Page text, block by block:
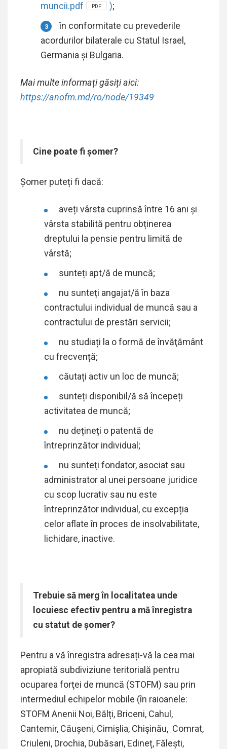
muncii.pdf
PDF );
în conformitate cu prevederile
acordurilor bilaterale cu Statul Israel,
Germania și Bulgaria.
Mai multe informați găsiți aici:
https://anofm.md/ro/node/19349
Cine poate fi șomer?
Șomer puteți fi dacă:
aveți vârsta cuprinsă între 16 ani și
vârsta stabilită pentru obținerea
dreptului la pensie pentru limită de
vârstă;
sunteți apt/ă de muncă;
nu sunteți angajat/ă în baza
contractului individual de muncă sau a
contractului de prestări servicii;
nu studiați la o formă de învăţământ
cu frecvență;
căutați activ un loc de muncă;
sunteți disponibil/ă să începeți
activitatea de muncă;
nu dețineți o patentă de
întreprinzător individual;
nu sunteți fondator, asociat sau
administrator al unei persoane juridice
cu scop lucrativ sau nu este
întreprinzător individual, cu excepția
celor aflate în proces de insolvabilitate,
lichidare, inactive.
Trebuie să merg în localitatea unde
locuiesc efectiv pentru a mă înregistra
cu statut de șomer?
Pentru a vă înregistra adresați-vă la cea mai
apropiată subdiviziune teritorială pentru
ocuparea forţei de muncă (STOFM) sau prin
intermediul echipelor mobile (în raioanele:
STOFM Anenii Noi, Bălți, Briceni, Cahul,
Cantemir, Căușeni, Cimișlia, Chișinău, Comrat,
Criuleni, Drochia, Dubăsari, Edineț, Fălești,